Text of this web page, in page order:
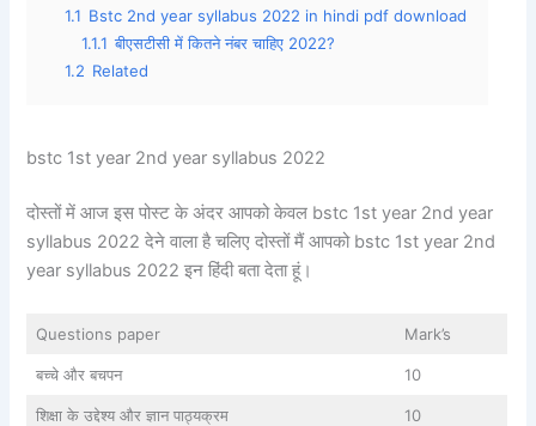
1.1 Bstc 2nd year syllabus 2022 in hindi pdf download
1.1.1 बीएसटीसी में कितने नंबर चाहिए 2022?
1.2 Related
bstc 1st year 2nd year syllabus 2022
दोस्तों में आज इस पोस्ट के अंदर आपको केवल bstc 1st year 2nd year
syllabus 2022 देने वाला है चलिए दोस्तों मैं आपको bstc 1st year 2nd
year syllabus 2022 इन हिंदी बता देता हूं।
Questions paper Mark’s
बच्चे और बचपन 10
शिक्षा के उद्देश्य और ज्ञान पाठ्यक्रम 10